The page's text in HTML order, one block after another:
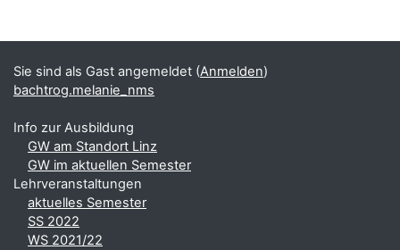
Ergänzungsblöcke
Sie sind als Gast angemeldet (Anmelden)
bachtrog.melanie_nms
Info zur Ausbildung
GW am Standort Linz
GW im aktuellen Semester
Lehrveranstaltungen
aktuelles Semester
SS 2022
WS 2021/22